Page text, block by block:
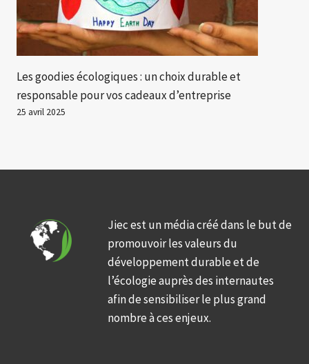
Les goodies écologiques : un choix durable et
responsable pour vos cadeaux d’entreprise
25 avril 2025
Jiec est un média créé dans le but de
promouvoir les valeurs du
développement durable et de
l’écologie auprès des internautes
afin de sensibiliser le plus grand
nombre à ces enjeux.